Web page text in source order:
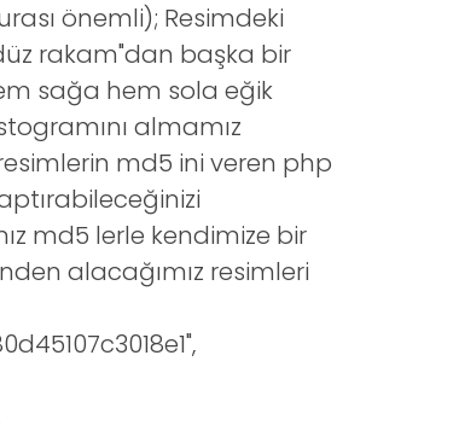
önemli); Resimdeki
rakam"dan başka bir
sağa hem sola eğik
almamız
md5 ini veren php
md5 lerle kendimize bir
alacağımız resimleri